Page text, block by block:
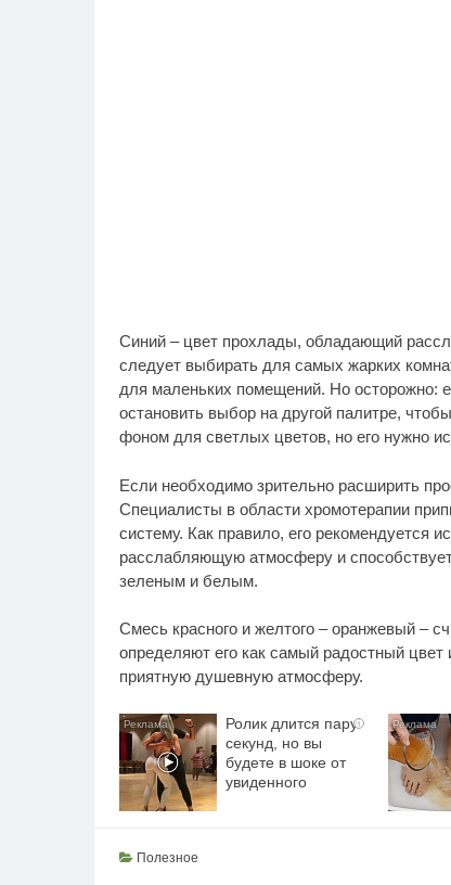
Синий – цвет прохлады, обладающий
следует выбирать для самых жарких
для маленьких помещений. Но осторожно:
остановить выбор на другой палитре,
фоном для светлых цветов, но его нужно
Если необходимо зрительно расширить
Специалисты в области хромотерапии
систему. Как правило, его рекомендуется
расслабляющую атмосферу и
зеленым и белым.
Смесь красного и желтого – оранжевый –
определяют его как самый радостный цвет
приятную душевную атмосферу.
i
Ролик длится пару
секунд, но вы
будете в шоке от
увиденного
Полезное